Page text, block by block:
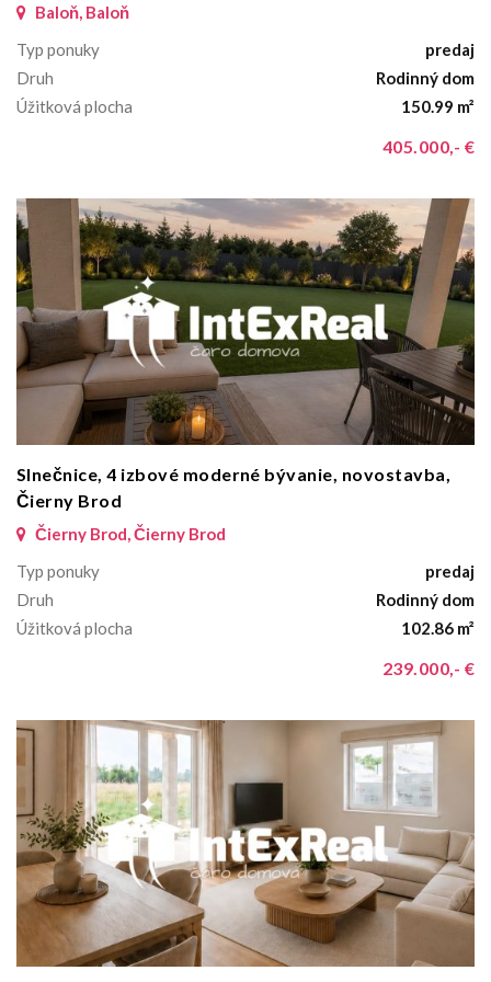
Baloň, Baloň
Typ ponuky
predaj
Druh
Rodinný dom
Úžitková plocha
150.99 m²
405.000,- €
Slnečnice, 4 izbové moderné bývanie, novostavba,
Čierny Brod
Čierny Brod, Čierny Brod
Typ ponuky
predaj
Druh
Rodinný dom
Úžitková plocha
102.86 m²
239.000,- €